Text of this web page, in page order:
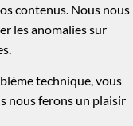
contenus. Nous nous
les anomalies sur
technique, vous
nous ferons un plaisir